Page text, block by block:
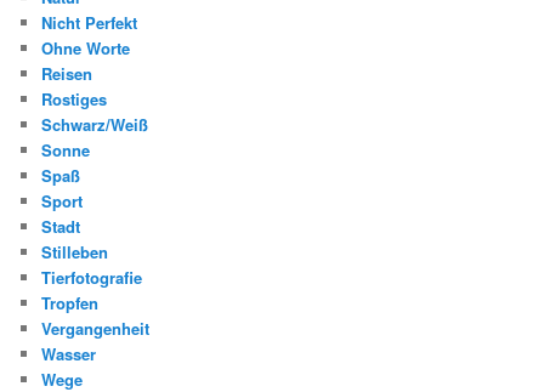
Nicht Perfekt
Ohne Worte
Reisen
Rostiges
Schwarz/Weiß
Sonne
Spaß
Sport
Stadt
Stilleben
Tierfotografie
Tropfen
Vergangenheit
Wasser
Wege